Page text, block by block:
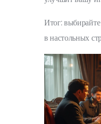
Итог:
в настольных